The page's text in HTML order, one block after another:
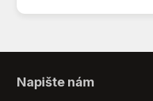
Hlídání jízdního pruhu
Napište nám